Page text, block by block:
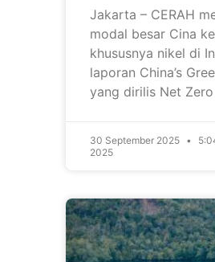
Jakarta – CERAH
modal besar Cina
khususnya nikel di
laporan China’s
yang dirilis Net Zero
30 September 2025
2025